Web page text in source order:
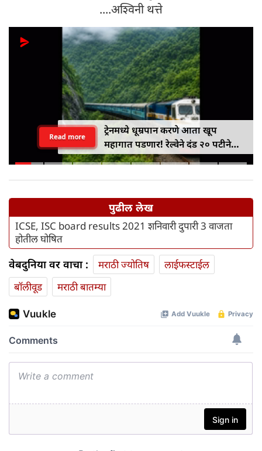
....अश्विनी थत्ते
ट्रेनमध्ये धूम्रपान करणे आता खूप
महागात पडणार! रेल्वेने दंड २० पटीने
वाढवून ₹१०० वरून ₹२,००० केला
Read more
पुढील लेख
ICSE, ISC board results 2021 शनिवारी दुपारी 3 वाजता
होतील घोषित
वेबदुनिया वर वाचा : मराठी ज्योतिष
लाईफस्टाईल
बॉलीवूड
मराठी बातम्या